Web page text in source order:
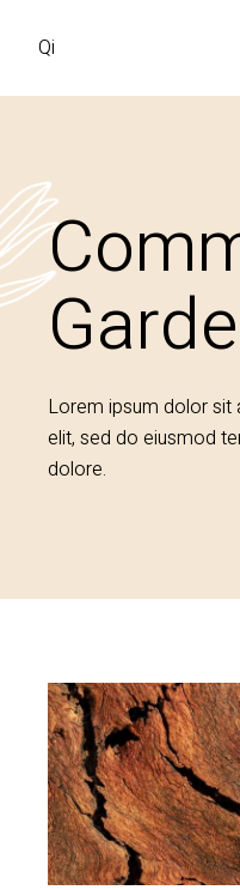
Qi
Lorem ipsum dolor sit
elit, sed do eiusmod
dolore.